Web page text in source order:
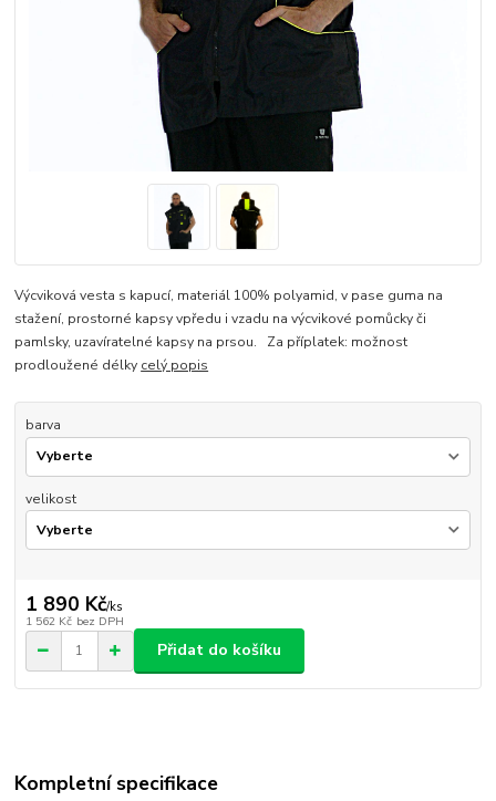
Výcviková vesta s kapucí, materiál 100% polyamid, v pase guma na
stažení, prostorné kapsy vpředu i vzadu na výcvikové pomůcky či
pamlsky, uzavíratelné kapsy na prsou. Za příplatek: možnost
prodloužené délky celý popis
barva
velikost
1 890 Kč/ks
1 562 Kč bez DPH
Přidat do košíku
Kompletní specifikace